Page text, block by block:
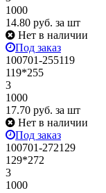
1000
14.80 руб. за шт
Нет в наличии
Под заказ
100701-255119
119*255
3
1000
17.70 руб. за шт
Нет в наличии
Под заказ
100701-272129
129*272
3
1000